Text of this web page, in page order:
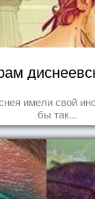
имели свой
бы так...